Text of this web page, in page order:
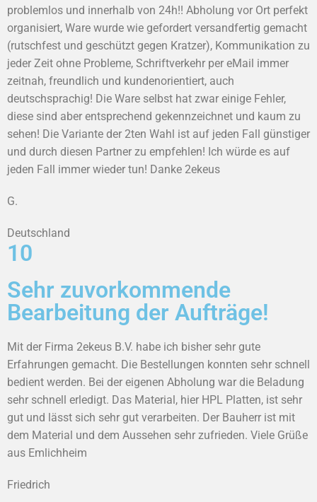
problemlos und innerhalb von 24h!! Abholung vor Ort perfekt
organisiert, Ware wurde wie gefordert versandfertig gemacht
(rutschfest und geschützt gegen Kratzer), Kommunikation zu
jeder Zeit ohne Probleme, Schriftverkehr per eMail immer
zeitnah, freundlich und kundenorientiert, auch
deutschsprachig! Die Ware selbst hat zwar einige Fehler,
diese sind aber entsprechend gekennzeichnet und kaum zu
sehen! Die Variante der 2ten Wahl ist auf jeden Fall günstiger
und durch diesen Partner zu empfehlen! Ich würde es auf
jeden Fall immer wieder tun! Danke 2ekeus
G.
Deutschland
10
Sehr zuvorkommende
Bearbeitung der Aufträge!
Mit der Firma 2ekeus B.V. habe ich bisher sehr gute
Erfahrungen gemacht. Die Bestellungen konnten sehr schnell
bedient werden. Bei der eigenen Abholung war die Beladung
sehr schnell erledigt. Das Material, hier HPL Platten, ist sehr
gut und lässt sich sehr gut verarbeiten. Der Bauherr ist mit
dem Material und dem Aussehen sehr zufrieden. Viele Grüße
aus Emlichheim
Friedrich